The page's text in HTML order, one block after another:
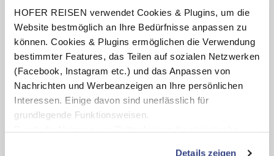
HOFER REISEN verwendet Cookies & Plugins, um die
Website bestmöglich an Ihre Bedürfnisse anpassen zu
können. Cookies & Plugins ermöglichen die Verwendung
bestimmter Features, das Teilen auf sozialen Netzwerken
(Facebook, Instagram etc.) und das Anpassen von
Nachrichten und Werbeanzeigen an Ihre persönlichen
Interessen. Einige davon sind unerlässlich für
grundlegende Funktionsweisen.
Details zeigen
Täglich Eintritt in die Wasserwelt Wagrain (Öffnungszeiten
lt. Aushang vor Ort oder online)
Guest Mobility Ticket (gültig für die Dauer des
Aufenthaltes, Leistungen teilweise saisonabhängig)
Karte ansehen